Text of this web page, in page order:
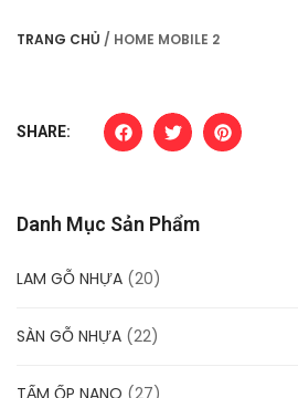
TRANG CHỦ / HOME MOBILE 2
SHARE:
Danh Mục Sản Phẩm
LAM GỖ NHỰA (20)
SÀN GỖ NHỰA (22)
TẤM ỐP NANO (27)